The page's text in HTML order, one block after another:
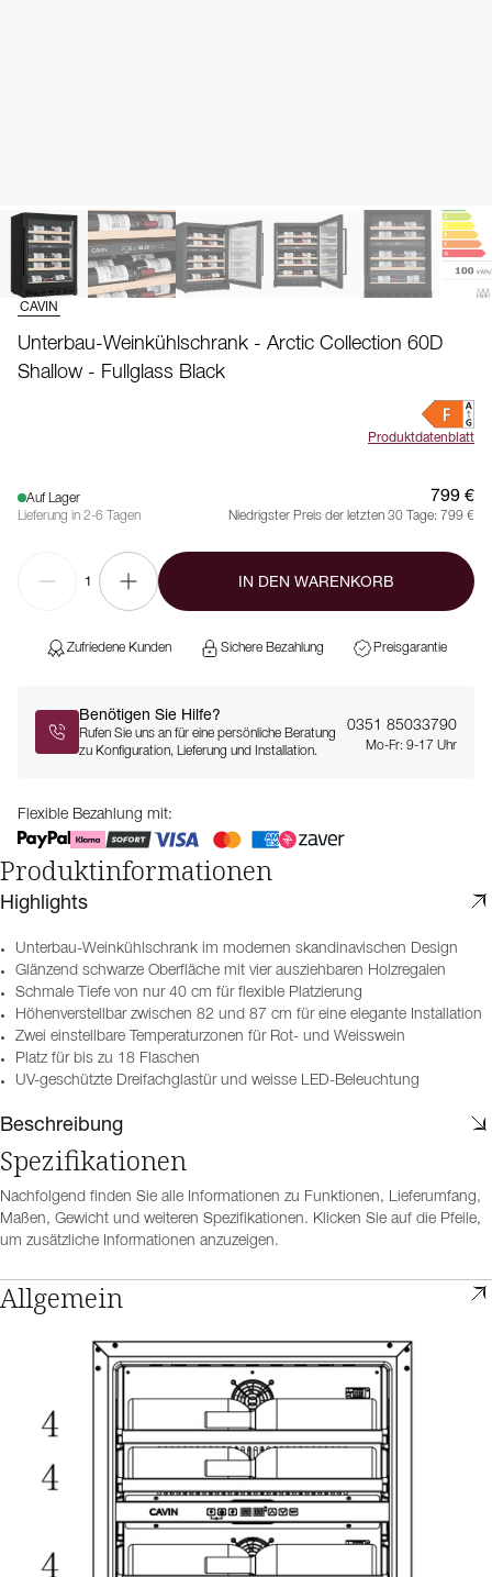
CAVIN
Unterbau-Weinkühlschrank - Arctic Collection 60D
Shallow - Fullglass Black
Produktdatenblatt
Auf Lager
Lieferung in 2-6 Tagen
799 €
Niedrigster Preis der letzten 30 Tage: 799 €
1 IN DEN WARENKORB
Zufriedene Kunden Sichere Bezahlung Preisgarantie
Benötigen Sie Hilfe?
Rufen Sie uns an für eine persönliche Beratung
zu Konfiguration, Lieferung und Installation.
0351 85033790
Mo-Fr: 9-17 Uhr
Flexible Bezahlung mit:
Produktinformationen
Highlights
Unterbau-Weinkühlschrank im modernen skandinavischen Design
Glänzend schwarze Oberfläche mit vier ausziehbaren Holzregalen
Schmale Tiefe von nur 40 cm für flexible Platzierung
Höhenverstellbar zwischen 82 und 87 cm für eine elegante Installation
Zwei einstellbare Temperaturzonen für Rot- und Weisswein
Platz für bis zu 18 Flaschen
UV-geschützte Dreifachglastür und weisse LED-Beleuchtung
Beschreibung
Spezifikationen
Nachfolgend finden Sie alle Informationen zu Funktionen, Lieferumfang,
Maßen, Gewicht und weiteren Spezifikationen. Klicken Sie auf die Pfeile,
um zusätzliche Informationen anzuzeigen.
Allgemein